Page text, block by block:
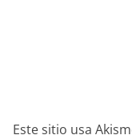
Este sitio usa